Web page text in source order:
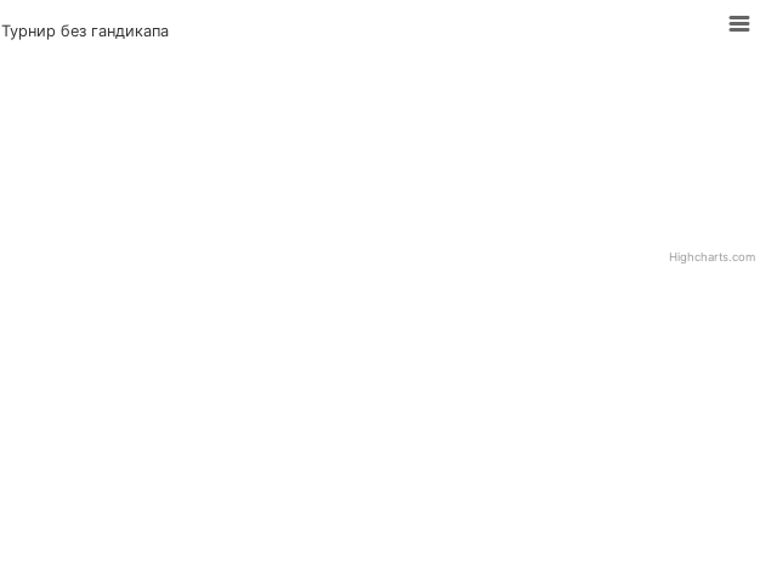
Турнир без гандикапа
Highcharts.com